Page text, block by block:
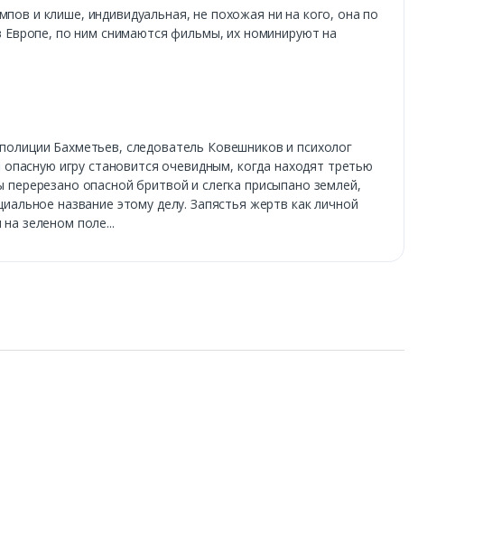
и клише, индивидуальная, не похожая ни на кого, она по
Европе, по ним снимаются фильмы, их номинируют на
Бахметьев, следователь Ковешников и психолог
игру становится очевидным, когда находят третью
опасной бритвой и слегка присыпано землей,
название этому делу. Запястья жертв как личной
зеленом поле...